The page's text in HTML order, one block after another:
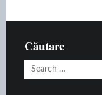
Căutare
Search